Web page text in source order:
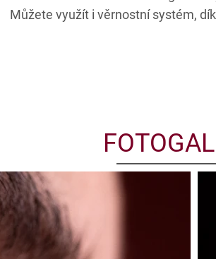
Můžete využít i věrnostní systém,